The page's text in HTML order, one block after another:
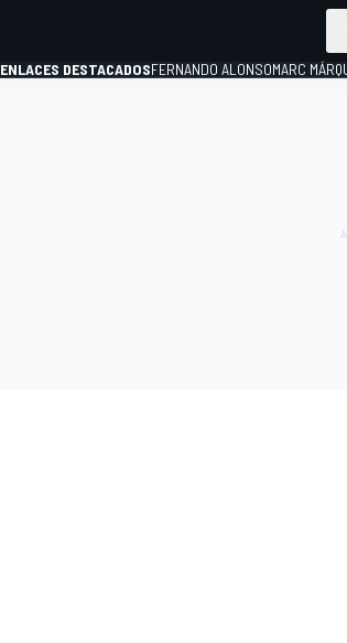
ENLACES DESTACADOSFERNANDO ALONSOMARC